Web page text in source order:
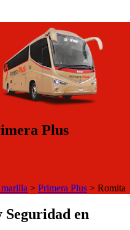
Plus
> Primera Plus > Romita
Seguridad en